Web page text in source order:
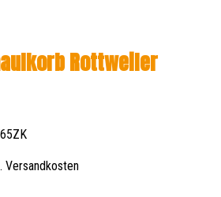
Rottweiler
Versandkosten